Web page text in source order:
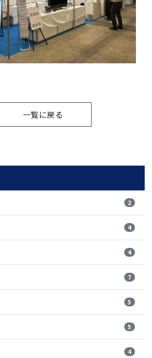
一覧に戻る
2
4
4
7
5
5
4